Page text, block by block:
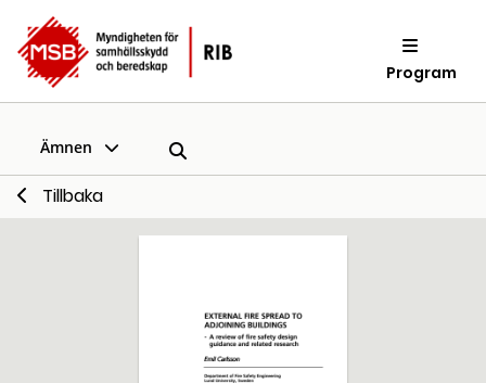
Program
Ämnen
Tillbaka